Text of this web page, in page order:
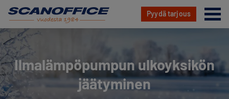
Hyppää
sisältöön
Pyydä tarjous
Ilmalämpöpumpun ulkoyksikön
jäätyminen